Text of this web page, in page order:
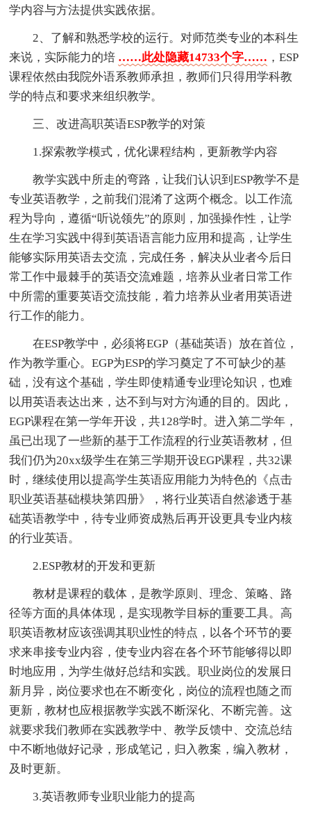
学内容与方法提供实践依据。
2、了解和熟悉学校的运行。对师范类专业的本科生
来说，实际能力的培 ……此处隐藏14733个字…… ，ESP
课程依然由我院外语系教师承担，教师们只得用学科教
学的特点和要求来组织教学。
三、改进高职英语ESP教学的对策
1.探索教学模式，优化课程结构，更新教学内容
教学实践中所走的弯路，让我们认识到ESP教学不是
专业英语教学，之前我们混淆了这两个概念。以工作流
程为导向，遵循“听说领先”的原则，加强操作性，让学
生在学习实践中得到英语语言能力应用和提高，让学生
能够实际用英语去交流，完成任务，解决从业者今后日
常工作中最棘手的英语交流难题，培养从业者日常工作
中所需的重要英语交流技能，着力培养从业者用英语进
行工作的能力。
在ESP教学中，必须将EGP（基础英语）放在首位，
作为教学重心。EGP为ESP的学习奠定了不可缺少的基
础，没有这个基础，学生即使精通专业理论知识，也难
以用英语表达出来，达不到与对方沟通的目的。因此，
EGP课程在第一学年开设，共128学时。进入第二学年，
虽已出现了一些新的基于工作流程的行业英语教材，但
我们仍为20xx级学生在第三学期开设EGP课程，共32课
时，继续使用以提高学生英语应用能力为特色的《点击
职业英语基础模块第四册》，将行业英语自然渗透于基
础英语教学中，待专业师资成熟后再开设更具专业内核
的行业英语。
2.ESP教材的开发和更新
教材是课程的载体，是教学原则、理念、策略、路
径等方面的具体体现，是实现教学目标的重要工具。高
职英语教材应该强调其职业性的特点，以各个环节的要
求来串接专业内容，使专业内容在各个环节能够得以即
时地应用，为学生做好总结和实践。职业岗位的发展日
新月异，岗位要求也在不断变化，岗位的流程也随之而
更新，教材也应根据教学实践不断深化、不断完善。这
就要求我们教师在实践教学中、教学反馈中、交流总结
中不断地做好记录，形成笔记，归入教案，编入教材，
及时更新。
3.英语教师专业职业能力的提高